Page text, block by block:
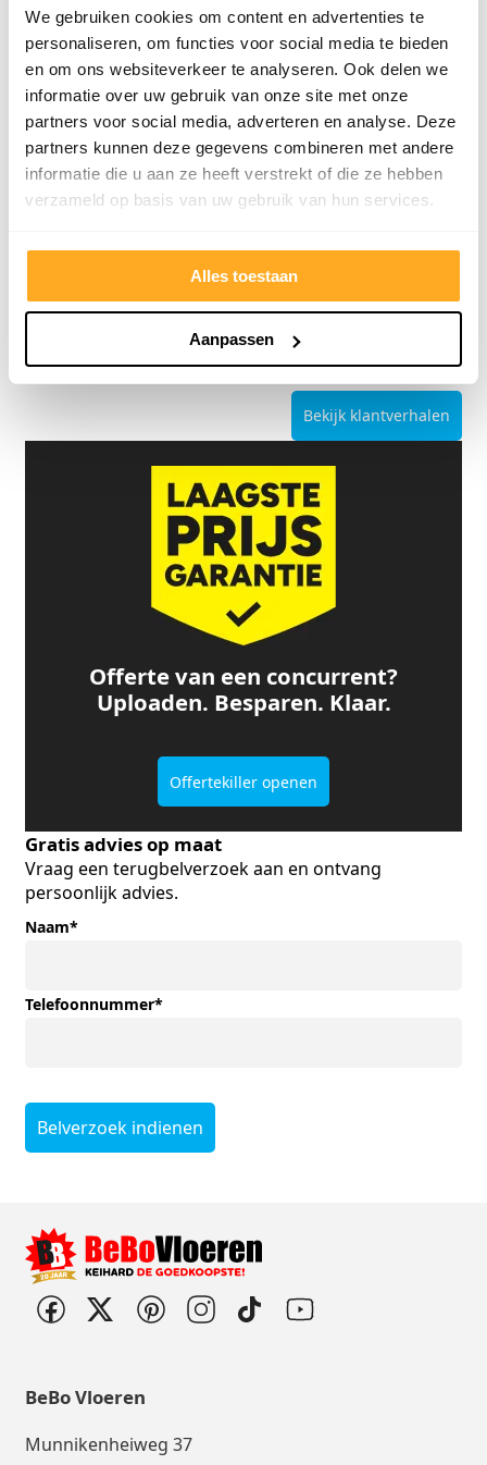
We gebruiken cookies om content en advertenties te
personaliseren, om functies voor social media te bieden
en om ons websiteverkeer te analyseren. Ook delen we
informatie over uw gebruik van onze site met onze
partners voor social media, adverteren en analyse. Deze
partners kunnen deze gegevens combineren met andere
informatie die u aan ze heeft verstrekt of die ze hebben
verzameld op basis van uw gebruik van hun services.
Alles toestaan
Aanpassen
9/10 5272 reviews
Bekijk klantverhalen
Offerte van een concurrent?
Uploaden. Besparen. Klaar.
Offertekiller openen
Gratis advies op maat
Vraag een terugbelverzoek aan en ontvang
persoonlijk advies.
Naam*
Telefoonnummer*
Belverzoek indienen
BeBo Vloeren
Munnikenheiweg 37